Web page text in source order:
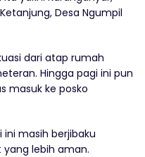
Desa Ngumpil
dari atap rumah
Hingga pagi ini pun
masuk ke posko
ini masih berjibaku
lebih aman.